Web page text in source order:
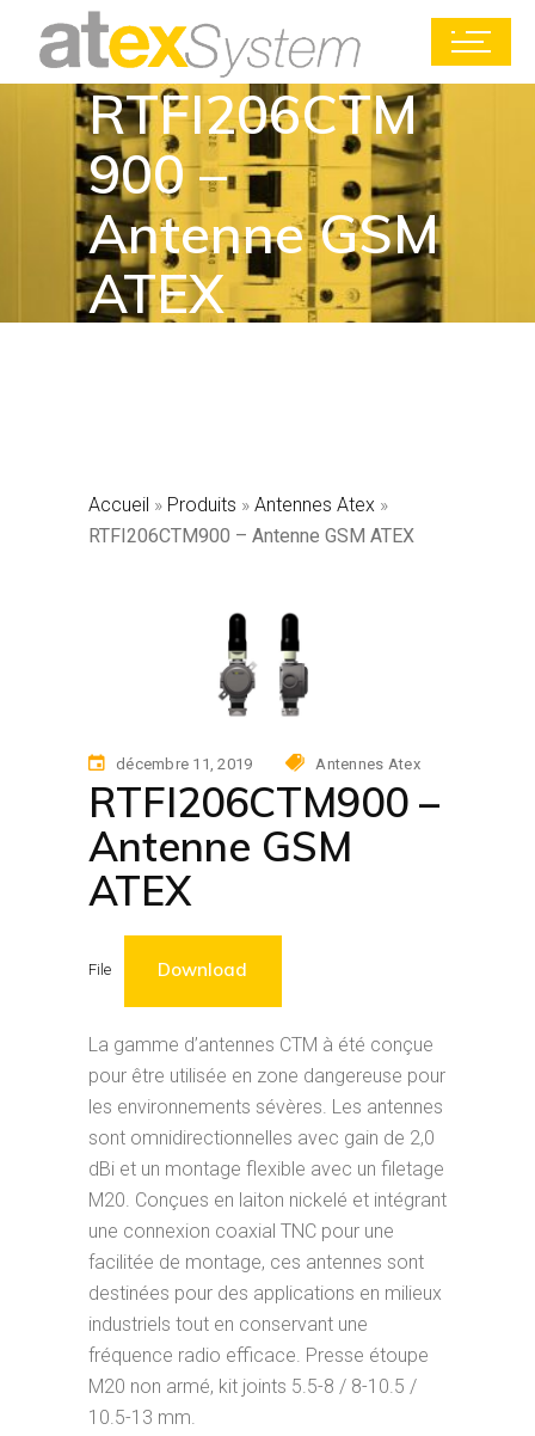
RTFI206CTM
900 –
Antenne GSM
ATEX
Accueil » Produits » Antennes Atex »
RTFI206CTM900 – Antenne GSM ATEX
décembre 11, 2019 Antennes Atex
RTFI206CTM900 –
Antenne GSM
ATEX
File Download
La gamme d’antennes CTM à été conçue
pour être utilisée en zone dangereuse pour
les environnements sévères. Les antennes
sont omnidirectionnelles avec gain de 2,0
dBi et un montage flexible avec un filetage
M20. Conçues en laiton nickelé et intégrant
une connexion coaxial TNC pour une
facilitée de montage, ces antennes sont
destinées pour des applications en milieux
industriels tout en conservant une
fréquence radio efficace. Presse étoupe
M20 non armé, kit joints 5.5-8 / 8-10.5 /
10.5-13 mm.